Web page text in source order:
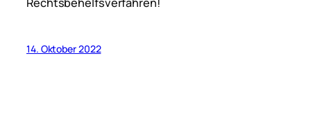
14. Oktober 2022